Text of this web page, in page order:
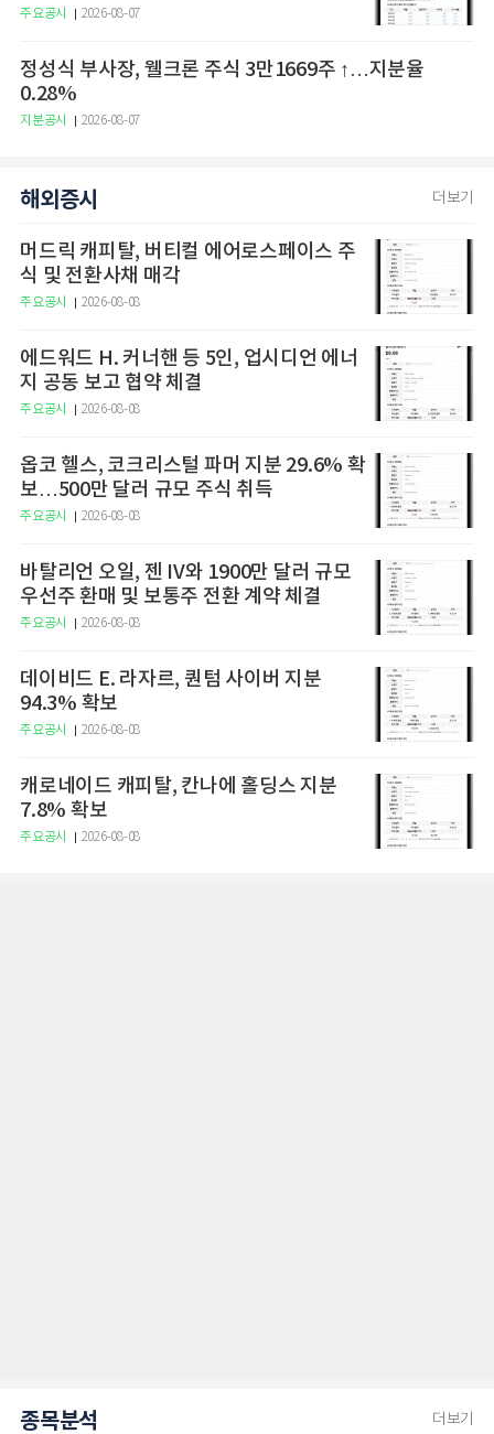
주요공시 2026-08-07
정성식 부사장, 웰크론 주식 3만1669주 ↑…지분율
0.28%
지분공시 2026-08-07
해외증시 더보기
머드릭 캐피탈, 버티컬 에어로스페이스 주
식 및 전환사채 매각
주요공시 2026-08-08
에드워드 H. 커너핸 등 5인, 업시디언 에너
지 공동 보고 협약 체결
주요공시 2026-08-08
옵코 헬스, 코크리스털 파머 지분 29.6% 확
보…500만 달러 규모 주식 취득
주요공시 2026-08-08
바탈리언 오일, 젠 IV와 1900만 달러 규모
우선주 환매 및 보통주 전환 계약 체결
주요공시 2026-08-08
데이비드 E. 라자르, 퀀텀 사이버 지분
94.3% 확보
주요공시 2026-08-08
캐로네이드 캐피탈, 칸나에 홀딩스 지분
7.8% 확보
주요공시 2026-08-08
종목분석 더보기